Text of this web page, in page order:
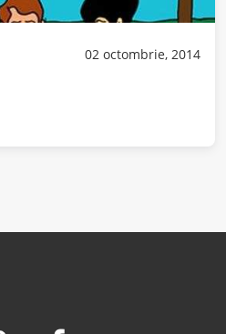
02 octombrie, 2014